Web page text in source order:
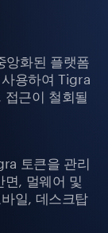
화된 플랫폼
용하여 Tigra
근이 철회될
토큰을 관리
, 멀웨어 및
일, 데스크탑